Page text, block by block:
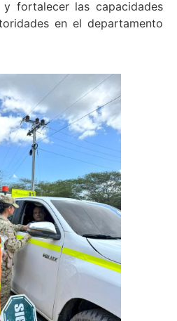
fortalecer las capacidades
en el departamento